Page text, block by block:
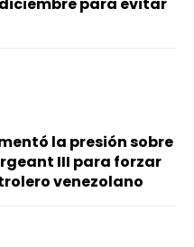
para evitar
la presión sobre
III para forzar
venezolano